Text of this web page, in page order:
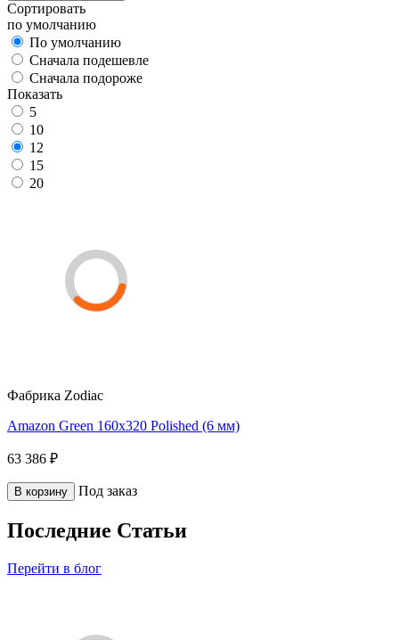
Сортировать
по умолчанию
По умолчанию
Сначала подешевле
Сначала подороже
Показать
5
10
12
15
20
Фабрика Zodiac
Amazon Green 160x320 Polished (6 мм)
63 386 ₽
В корзину Под заказ
Последние Статьи
Перейти в блог